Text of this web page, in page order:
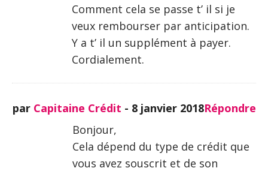
Comment cela se passe t’ il si je
veux rembourser par anticipation.
Y a t’ il un supplément à payer.
Cordialement.
par Capitaine Crédit - 8 janvier 2018Répondre
Bonjour,
Cela dépend du type de crédit que
vous avez souscrit et de son